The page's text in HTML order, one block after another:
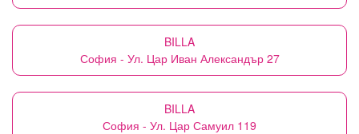
BILLA
София - Ул. Цар Иван Александър 27
BILLA
София - Ул. Цар Самуил 119